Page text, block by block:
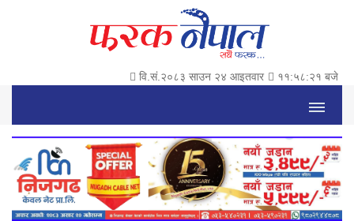
वि.सं.२०८३ साउन २४ आइतवार ११:५८:२२ बजे